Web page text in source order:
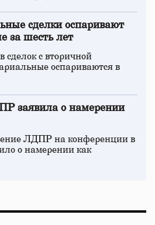
сделки оспаривают
за шесть лет
сделок с вторичной
оспариваются в
заявила о намерении
ЛДПР на конференции в
о намерении как